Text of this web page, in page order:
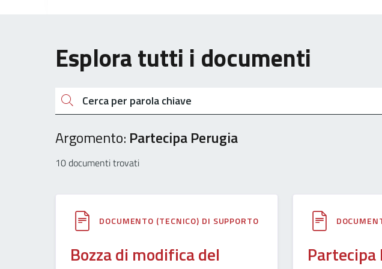
Esplora tutti i documenti
Cerca
Argomento: Partecipa Perugia
10 documenti trovati
DOCUMENTO (TECNICO) DI SUPPORTO
Bozza di modifica del
Partecipa